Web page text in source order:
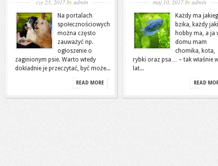
cze 23, 2017by admin
Na portalach
społecznościowych
można często
zauważyć np.
ogłoszenie o
zaginionym psie. Warto wtedy
dokładnie je przeczytać, być może...
READ MORE
maj 10, 2017byadmin
Każdy ma
bzika, każdy
hobby ma, a ja
domu mam
chomika, kota,
rybki oraz psa… – tak właśnie
lat...
READ